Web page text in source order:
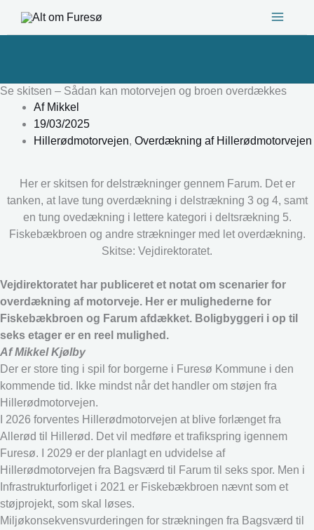
Se skitsen – Sådan kan motorvejen og broen overdækkes
AfMikkel
19/03/2025
Hillerødmotorvejen, Overdækning af Hillerødmotorvejen
Her er skitsen for delstrækninger gennem Farum. Det er
tanken, at lave tung overdækning i delstrækning 3 og 4, samt
en tung ovedækning i lettere kategori i deltsrækning 5.
Fiskebækbroen og andre strækninger med let overdækning.
Skitse: Vejdirektoratet.
Vejdirektoratet har publiceret et notat om scenarier for
overdækning af motorveje. Her er mulighederne for
Fiskebækbroen og Farum afdækket. Boligbyggeri i op til
seks etager er en reel mulighed.
Af Mikkel Kjølby
Der er store ting i spil for borgerne i Furesø Kommune i den
kommende tid. Ikke mindst når det handler om støjen fra
Hillerødmotorvejen.
I 2026 forventes Hillerødmotorvejen at blive forlænget fra
Allerød til Hillerød. Det vil medføre et trafikspring igennem
Furesø. I 2029 er der planlagt en udvidelse af
Hillerødmotorvejen fra Bagsværd til Farum til seks spor. Men i
Infrastrukturforliget i 2021 er Fiskebækbroen nævnt som et
støjprojekt, som skal løses.
Miljøkonsekvensvurderingen for strækningen fra Bagsværd til